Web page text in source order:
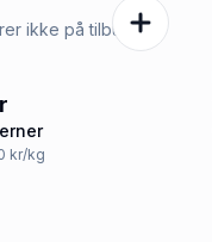
ikke på tilbud
kr/kg